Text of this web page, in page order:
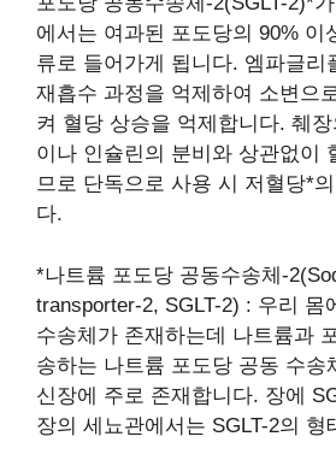
에서는 여과된 포도당의 90% 이
류로 들어가게 됩니다. 엠파글리
재흡수 과정을 억제하여 소변으
켜 혈당 상승을 억제합니다. 췌
이나 인슐린의 분비와 상관없이
므로 단독으로 사용 시 저혈당*
다.
*나트륨 포도당 공동수송체-
transporter-2, SGLT-2) : 우리 몸
수송체가 존재하는데 나트륨과
송하는 나트륨 포도당 공동 수송
신장에 주로 존재합니다. 장에
장의 세뇨관에서는 SGLT-2의 형